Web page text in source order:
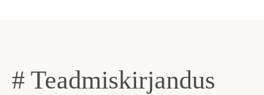
# Teadmiskirjandus